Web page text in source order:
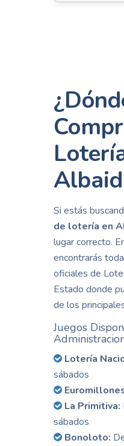
Si estás
de lotería en
lugar correcto.
encontrarás
oficiales de
Estado donde
de los
Juegos
Lotería
sábados
La Primitiva:
sábados
Bonoloto: